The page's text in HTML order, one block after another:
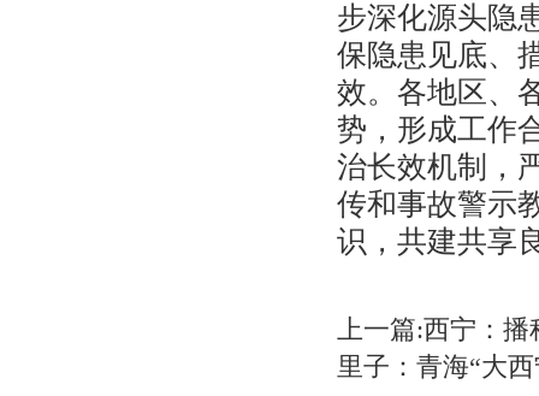
步深化源头隐
保隐患见底、
效。各地区、
势，形成工作
治长效机制，
传和事故警示
识，共建共享
上一篇:西宁：播
里子：青海“大